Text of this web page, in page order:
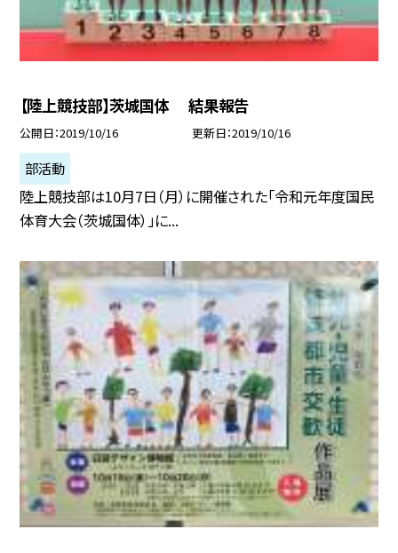
【陸上競技部】茨城国体 結果報告
公開日 2019/10/16 更新日 2019/10/16
部活動
陸上競技部は10月7日（月）に開催された「令和元年度国民
体育大会（茨城国体）」に...